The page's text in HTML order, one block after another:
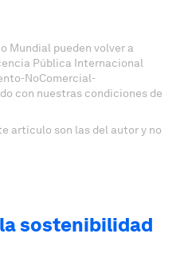
Mundial pueden volver a
Pública Internacional
NoComercial-
con nuestras condiciones de
artículo son las del autor y no
sostenibilidad